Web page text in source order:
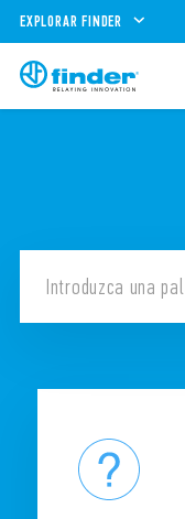
EXPLORAR FINDER